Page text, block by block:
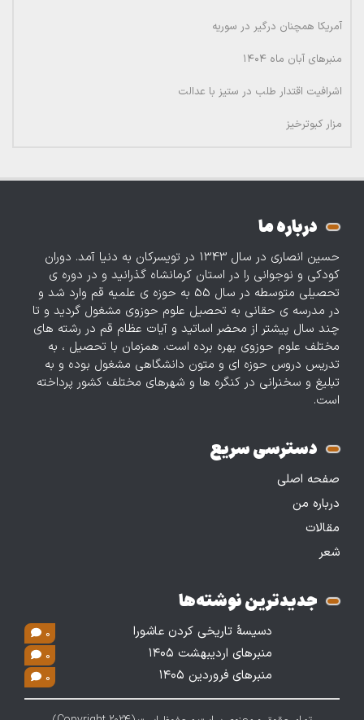
آمریکا همچنان درگیر در سوریه
منبرهای آبان ماه ۱۴۰۴
اشرافیت اقتدار طلب در ستیز با عدالت
مزار کبوترخیز
درباره ما
حسین انصاری در سال 1343 در تویسرکان به دنیا آمد. دوران
کودکی و نوجوانی را در استان کرمانشاه گذرانید و در دوره‌ ی
تحصیلی متوسطه در سال 55 به حوزه ی علمیه قم وارد شد و
در مدرسه ی حقانی به تحصیل علوم حوزوی مشغول گردید و تا
چند سال پیشتر از محضر اساتید و آیات عظام قم در رشته های
مختلف علوم حوزوی بهره برده است. همزمان با تحصیل ، به
تدریس دروس حوزه‌ ای و متون دانشگاهی مشغول بوده و به
تبلیغ و سخنرانی در کنگره ها و شهرهای مختلف کشور پرداخته
است.
دسترسی سریع
صفحه اصلی
درباره من
مقالات
شعر
جدیدترین نوشته‌ها
دسیسۀ تاریخی کردن عاشورا 0
منبرهای اردیبهشت ۱۴۰۵ 0
منبرهای فروردین ۱۴۰۵ 0